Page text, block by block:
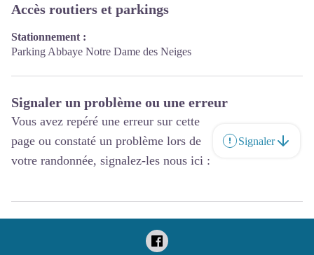
Accès routiers et parkings
Stationnement :
Parking Abbaye Notre Dame des Neiges
Signaler un problème ou une erreur
Vous avez repéré une erreur sur cette
page ou constaté un problème lors de
votre randonnée, signalez-les nous ici :
Signaler